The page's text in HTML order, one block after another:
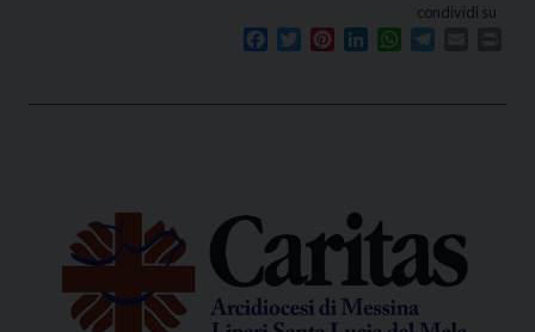
condividi su
Facebook
TwitterPinterestLinkedInWhatsApp